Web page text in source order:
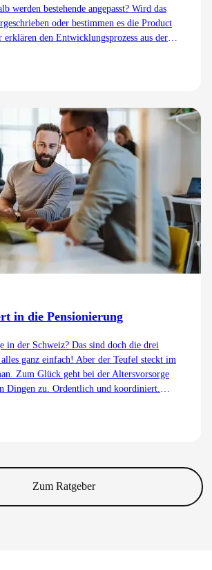
werden bestehende angepasst? Wird das
oder bestimmen es die Product
erklären den Entwicklungsprozess aus der
in die Pensionierung
in der Schweiz? Das sind doch die drei
alles ganz einfach! Aber der Teufel steckt im
Zum Glück geht bei der Altersvorsorge
Dingen zu. Ordentlich und koordiniert.
Zum Ratgeber